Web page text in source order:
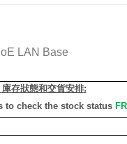
LAN Base
庫存狀態和交貨安排:
to check the stock status